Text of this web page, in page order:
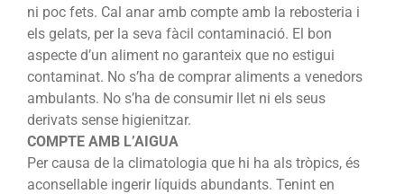
ni poc fets. Cal anar amb compte amb la rebosteria i
els gelats, per la seva fàcil contaminació. El bon
aspecte d’un aliment no garanteix que no estigui
contaminat. No s’ha de comprar aliments a venedors
ambulants. No s’ha de consumir llet ni els seus
derivats sense higienitzar.
COMPTE AMB L’AIGUA
Per causa de la climatologia que hi ha als tròpics, és
aconsellable ingerir líquids abundants. Tenint en